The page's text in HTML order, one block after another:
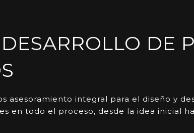
DE
asesoramiento integral para el diseño y
en todo el proceso, desde la idea inicial